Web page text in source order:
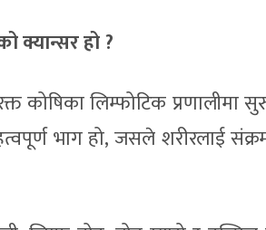
क्यान्सर हो ?
कोषिका लिम्फोटिक प्रणालीमा
भाग हो, जसले शरीरलाई